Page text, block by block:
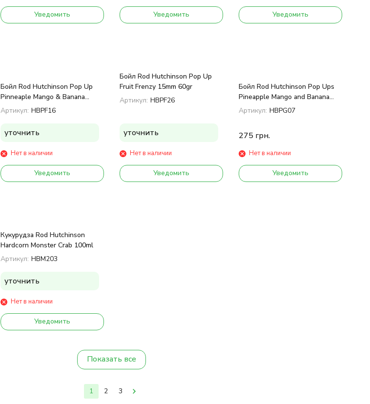
Уведомить Уведомить Уведомить
Бойл Rod Hutchinson Pop Up
Pinneaple Mango & Banana
15mm 60gr
Артикул: HBPF16
уточнить
Нет в наличии
Уведомить
Бойл Rod Hutchinson Pop Up
Fruit Frenzy 15mm 60gr
Артикул: HBPF26
уточнить
Нет в наличии
Уведомить
Бойл Rod Hutchinson Pop Ups
Pineapple Mango and Banana
14mm 60gr
Артикул: HBPG07
275 грн.
Нет в наличии
Уведомить
Кукурудза Rod Hutchinson
Hardcorn Monster Crab 100ml
Артикул: HBM203
уточнить
Нет в наличии
Уведомить
Показать все
1 2 3